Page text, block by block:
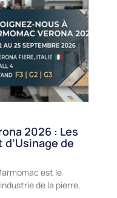
2026 : Les
de
est le
de la pierre,